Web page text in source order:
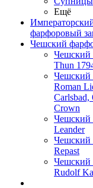
Ещё
фарфоровый
Чешский
Чешский
Thun
Чешский
Roman
Carlsbad,
Crown
Чешский
Leander
Чешский
Repast
Чешский
Rudolf